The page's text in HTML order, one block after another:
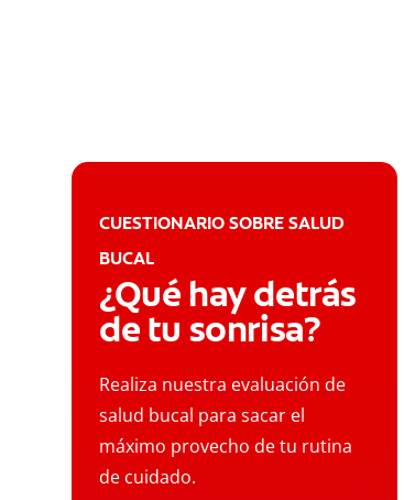
CUESTIONARIO SOBRE SALUD
BUCAL
¿Qué hay detrás
de tu sonrisa?
Realiza nuestra evaluación de
salud bucal para sacar el
máximo provecho de tu rutina
de cuidado.